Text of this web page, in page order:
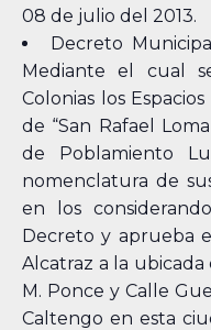
08 de julio del 2013.
Decreto
Mediante el cual
Colonias los
de “San Rafael
de Poblamiento
nomenclatura de
en los
Decreto y aprueba
Alcatraz a la
M. Ponce y Calle
Caltengo en esta